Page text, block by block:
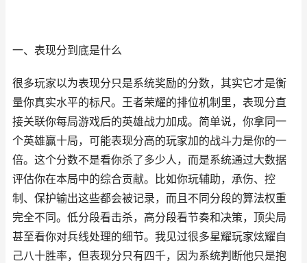
一、表现分到底是什么
很多玩家以为表现分只是系统奖励的分数，其实它才是衡
量你真实水平的标尺。王者荣耀的排位机制里，表现分直
接关联你每局游戏后的英雄战力加成。简单说，你拿同一
个英雄赢十局，可能表现分高的玩家加的战斗力是你的一
倍。这个分数不是看你杀了多少人，而是系统通过大数据
评估你在本局中的综合贡献。比如你玩辅助，承伤、控
制、保护输出这些都会被记录，而且不同分段的算法权重
完全不同。低分段看击杀，高分段看节奏和决策，顶尖局
甚至看你对兵线处理的细节。我见过很多星耀玩家炫耀自
己八十胜率，但表现分只有四千，因为系统判断他只是抱